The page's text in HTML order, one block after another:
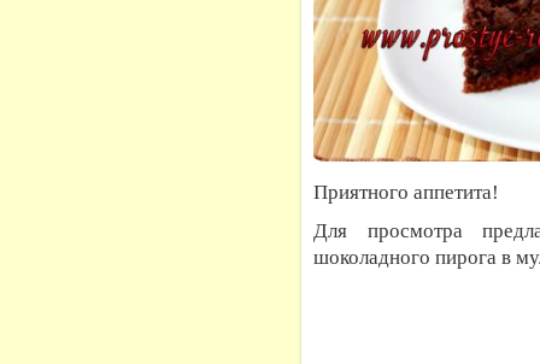
Приятного аппетита!
Для просмотра
шоколадного пирога в